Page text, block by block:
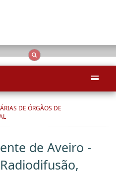
DE ÓRGÃOS DE
de Aveiro -